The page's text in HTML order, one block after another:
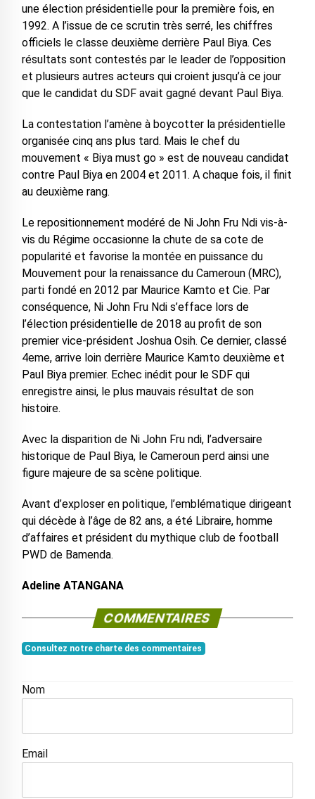
une élection présidentielle pour la première fois, en
1992. A l’issue de ce scrutin très serré, les chiffres
officiels le classe deuxième derrière Paul Biya. Ces
résultats sont contestés par le leader de l’opposition
et plusieurs autres acteurs qui croient jusqu’à ce jour
que le candidat du SDF avait gagné devant Paul Biya.
La contestation l’amène à boycotter la présidentielle
organisée cinq ans plus tard. Mais le chef du
mouvement « Biya must go » est de nouveau candidat
contre Paul Biya en 2004 et 2011. A chaque fois, il finit
au deuxième rang.
Le repositionnement modéré de Ni John Fru Ndi vis-à-
vis du Régime occasionne la chute de sa cote de
popularité et favorise la montée en puissance du
Mouvement pour la renaissance du Cameroun (MRC),
parti fondé en 2012 par Maurice Kamto et Cie. Par
conséquence, Ni John Fru Ndi s’efface lors de
l’élection présidentielle de 2018 au profit de son
premier vice-président Joshua Osih. Ce dernier, classé
4eme, arrive loin derrière Maurice Kamto deuxième et
Paul Biya premier. Echec inédit pour le SDF qui
enregistre ainsi, le plus mauvais résultat de son
histoire.
Avec la disparition de Ni John Fru ndi, l’adversaire
historique de Paul Biya, le Cameroun perd ainsi une
figure majeure de sa scène politique.
Avant d’exploser en politique, l’emblématique dirigeant
qui décède à l’âge de 82 ans, a été Libraire, homme
d’affaires et président du mythique club de football
PWD de Bamenda.
Adeline ATANGANA
COMMENTAIRES
Consultez notre charte des commentaires
Nom
Email